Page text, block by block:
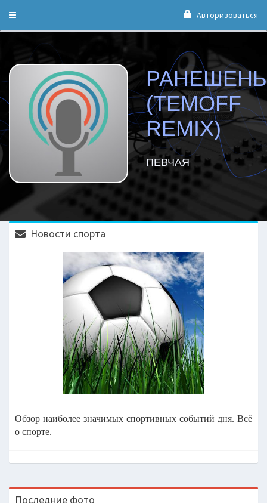
Toggle
Авторизоваться
(TEMOFF
REMIX)
ПЕВЧАЯ
Новости спорта
Обзор наиболее значимых спортивных событий дня. Всё
о спорте.
Последние фото